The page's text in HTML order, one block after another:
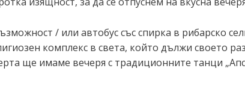
/ или автобус със спирка в рибарско
комплекс в света, който дължи своето
ще имаме вечеря с традиционните танци